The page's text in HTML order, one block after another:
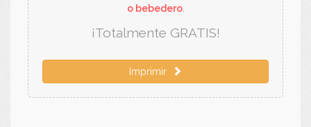
o bebedero.
¡Totalmente GRATIS!
Imprimir